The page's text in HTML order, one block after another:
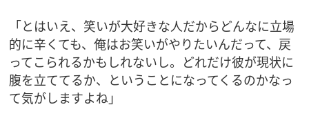
「とはいえ、笑いが大好きな人だからどんなに立場
的に辛くても、俺はお笑いがやりたいんだって、戻
ってこられるかもしれないし。どれだけ彼が現状に
腹を立ててるか、ということになってくるのかなっ
て気がしますよね」